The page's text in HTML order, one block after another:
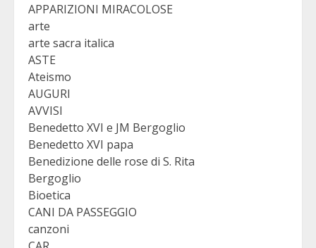
APPARIZIONI MIRACOLOSE
arte
arte sacra italica
ASTE
Ateismo
AUGURI
AVVISI
Benedetto XVI e JM Bergoglio
Benedetto XVI papa
Benedizione delle rose di S. Rita
Bergoglio
Bioetica
CANI DA PASSEGGIO
canzoni